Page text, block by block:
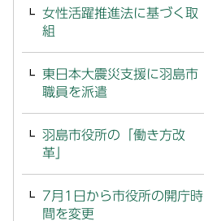
女性活躍推進法に基づく取
組
東日本大震災支援に羽島市
職員を派遣
羽島市役所の「働き方改
革」
7月1日から市役所の開庁時
間を変更